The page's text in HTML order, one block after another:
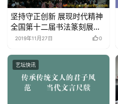
库
容
寫
錯
坚持守正创新 展现时代精神
全国第十二届书法篆刻展览
楷书隶书展开幕式 在湖南长
2019年11月27日 0
艺坛快讯